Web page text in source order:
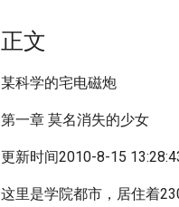
正文
某科学的宅电磁炮
第一章 莫名消失的少女
更新时间2010-8-15
这里是学院都市，居住着